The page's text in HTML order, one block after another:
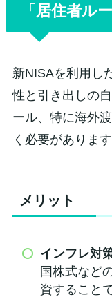
「居住者ル
新NISAを利用し
性と引き出しの
ール、特に海外
く必要があります
メリット
インフレ対
国株式など
資すること